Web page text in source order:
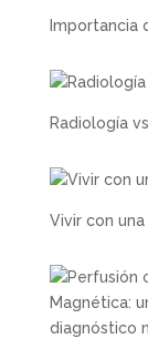
Importancia
Radiología
Vivir con